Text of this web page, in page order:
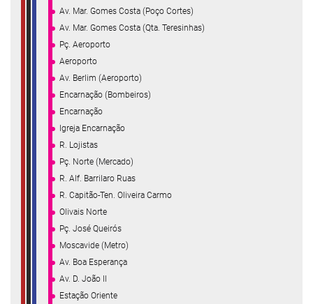
Av. Mar. Gomes Costa (Poço Cortes)
Av. Mar. Gomes Costa (Qta. Teresinhas)
Pç. Aeroporto
Aeroporto
Av. Berlim (Aeroporto)
Encarnação (Bombeiros)
Encarnação
Igreja Encarnação
R. Lojistas
Pç. Norte (Mercado)
R. Alf. Barrilaro Ruas
R. Capitão-Ten. Oliveira Carmo
Olivais Norte
Pç. José Queirós
Moscavide (Metro)
Av. Boa Esperança
Av. D. João II
Estação Oriente